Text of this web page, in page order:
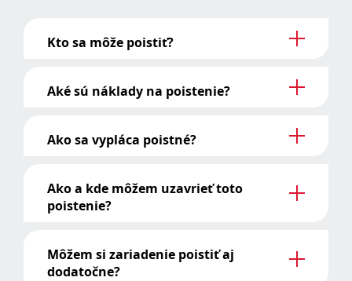
Kto sa môže poistiť?
Aké sú náklady na poistenie?
Ako sa vypláca poistné?
Ako a kde môžem uzavrieť toto
poistenie?
Môžem si zariadenie poistiť aj
dodatočne?